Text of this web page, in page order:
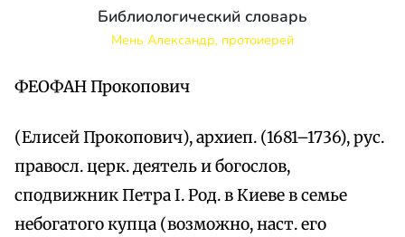
Библиологический словарь
Мень Александр, протоиерей
ФЕОФАН Прокопович
(Елисей Прокопович), архиеп. (1681–1736), рус.
правосл. церк. деятель и богослов,
сподвижник Петра I. Род. в Киеве в семье
небогатого купца (возможно, наст. его